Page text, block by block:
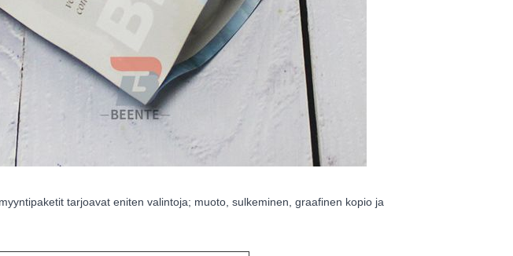
tarjoavat eniten valintoja; muoto, sulkeminen, graafinen kopio ja